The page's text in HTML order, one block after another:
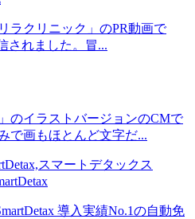
ラクリニック」のPR動画で
されました。冒...
のイラストバージョンのCMで
で画もほとんど文字だ...
導入実績No.1の自動免